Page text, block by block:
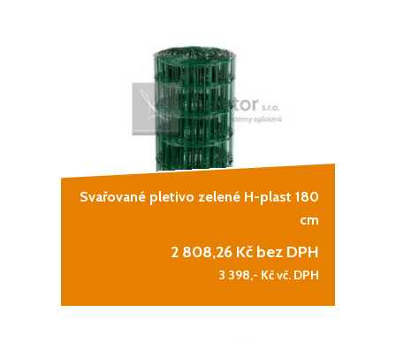
Svařované pletivo zelené H-plast 180
cm
2 808,26 Kč bez DPH
3 398,- Kč vč. DPH